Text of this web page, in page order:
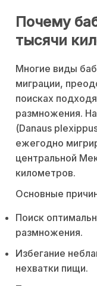
Почему
тысячи
Многие виды
миграции,
поисках
размножения.
(Danaus
ежегодно
центральной
километров.
Основные
Поиск
размножения.
Избегание
нехватки пищи.